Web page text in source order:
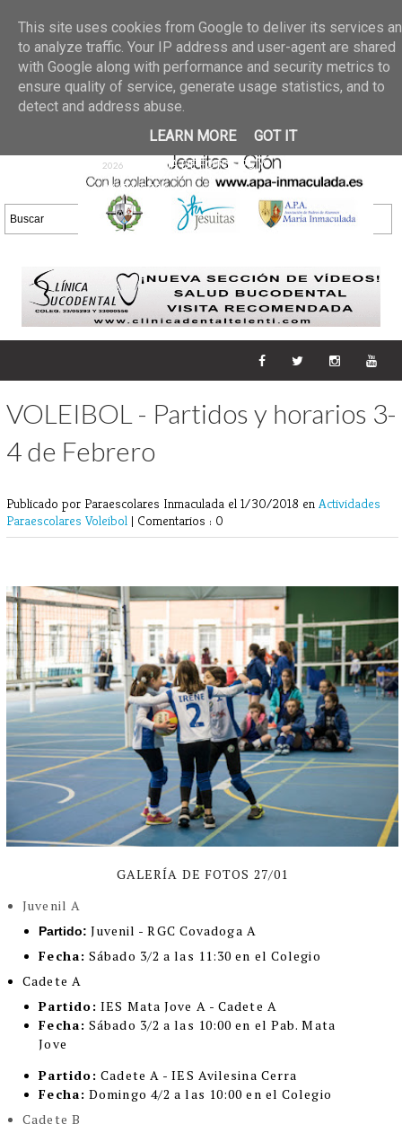
02 jun 2026
GALERIA DE FOTOS
30/05/2026
25 may 2026
GALERIA
DE FOTOS 23/05/2026
20 may
2026
GALERIA DE FOTOS
16/05/2026
DE FOTOS 09/05/2026
28 abr
2026
GALERIA DE FOTOS 25 Y
26/04/2026
VOLEIBOL - Partidos y horarios 3-
4 de Febrero
Publicado por Paraescolares Inmaculada el 1/30/2018 en Actividades
Paraescolares Voleibol | Comentarios : 0
GALERÍA DE FOTOS 27/01
Juvenil A
Partido: Juvenil - RGC Covadoga A
Fecha: Sábado 3/2 a las 11:30 en el Colegio
Cadete A
Partido: IES Mata Jove A - Cadete A
Fecha: Sábado 3/2 a las 10:00 en el Pab. Mata
Jove
Partido: Cadete A - IES Avilesina Cerra
Fecha: Domingo 4/2 a las 10:00 en el Colegio
Cadete B
This site uses cookies from Google to deliver its services
to analyze traffic. Your IP address and user-agent are shared
with Google along with performance and security metrics to
ensure quality of service, generate usage statistics, and to
detect and address abuse.
LEARN MORE
GOT IT